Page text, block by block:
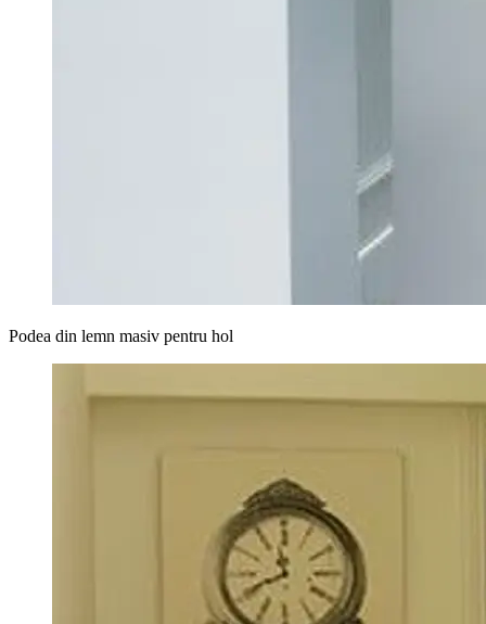
Podea din lemn masiv pentru hol